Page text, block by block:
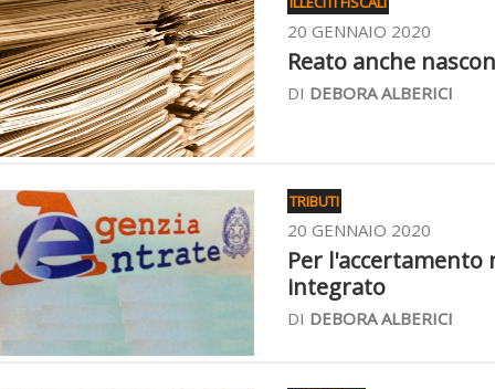
20 GENNAIO 2020
Reato anche
DI DEBORA ALBERICI
TRIBUTI
20 GENNAIO 2020
Per l'accertamento
integrato
DI DEBORA ALBERICI